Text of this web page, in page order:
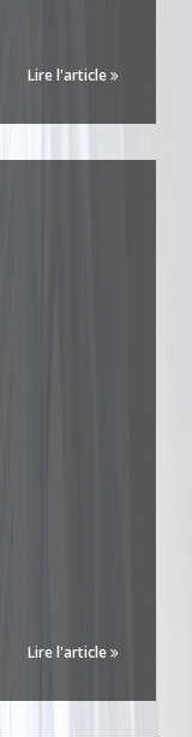
Lire l'article
Lire l'article